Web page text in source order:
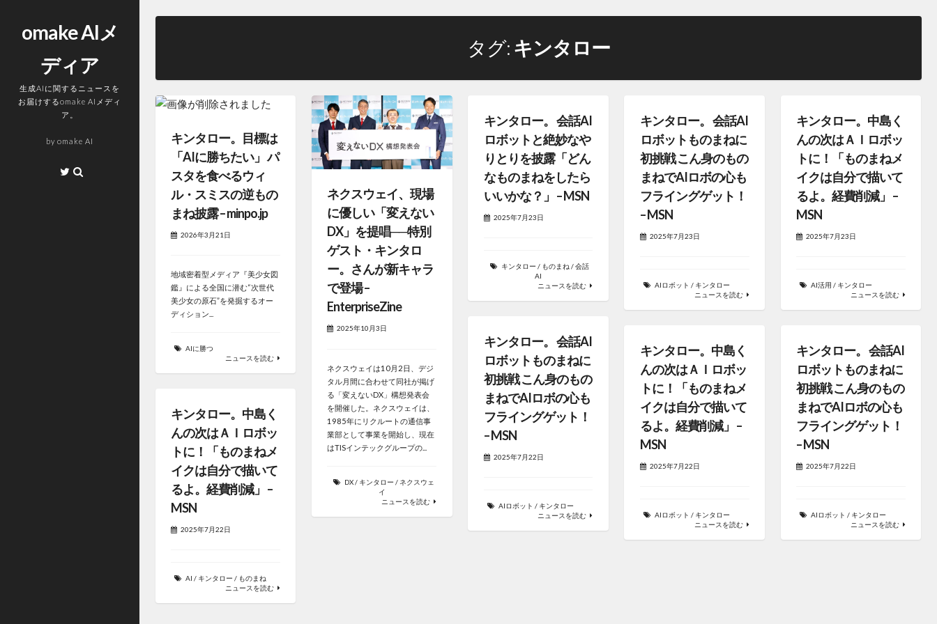
omake AIメ
ディア
生成AIに関するニュースを
お届けするomake AIメディ
ア。
by omake AI
Twitter
タグ: キンタロー
キンタロー。目標は
「AIに勝ちたい」 パ
スタを食べるウィ
ル・スミスの逆もの
まね披露 – minpo.jp
2026年3月21日
地域密着型メディア『美少女図
鑑』による全国に潜む“次世代
美少女の原石”を発掘するオー
ディション...
AIに勝つ
ニュースを読む
ネクスウェイ、現場
に優しい「変えない
DX」を提唱──特別
ゲスト・キンタロ
ー。さんが新キャラ
で登場 –
EnterpriseZine
2025年10月3日
ネクスウェイは10月2日、デジ
タル月間に合わせて同社が掲げ
る「変えないDX」構想発表会
を開催した。ネクスウェイは、
1985年にリクルートの通信事
業部として事業を開始し、現在
はTISインテックグループの...
DX/ キンタロー /ネクスウェ
イ
ニュースを読む
キンタロー。 会話AI
ロボットと絶妙なや
りとりを披露「どん
なものまねをしたら
いいかな？」 – MSN
2025年7月23日
キンタロー / ものまね /会話
AI
ニュースを読む
キンタロー。 会話AI
ロボットものまねに
初挑戦 こん身のもの
まねでAIロボの心も
フライングゲット！
– MSN
2025年7月23日
AIロボット / キンタロー
ニュースを読む
キンタロー。中島く
んの次はＡＩロボッ
トに！「ものまねメ
イクは自分で描いて
るよ。経費削減」 –
MSN
2025年7月23日
AI活用 / キンタロー
ニュースを読む
キンタロー。 会話AI
ロボットものまねに
初挑戦 こん身のもの
まねでAIロボの心も
フライングゲット！
– MSN
2025年7月22日
AIロボット / キンタロー
ニュースを読む
キンタロー。中島く
んの次はＡＩロボッ
トに！「ものまねメ
イクは自分で描いて
るよ。経費削減」 –
MSN
2025年7月22日
AIロボット / キンタロー
ニュースを読む
キンタロー。 会話AI
ロボットものまねに
初挑戦 こん身のもの
まねでAIロボの心も
フライングゲット！
– MSN
2025年7月22日
AIロボット / キンタロー
ニュースを読む
キンタロー。中島く
んの次はＡＩロボッ
トに！「ものまねメ
イクは自分で描いて
るよ。経費削減」 –
MSN
2025年7月22日
AI / キンタロー / ものまね
ニュースを読む